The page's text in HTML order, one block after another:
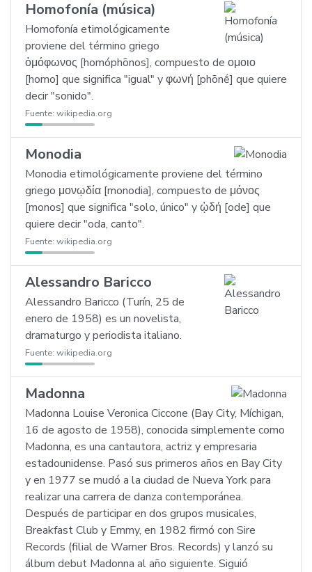
Homofonía (música)
Homofonía etimológicamente
proviene del término griego
ὁμόφωνος [homóphōnos], compuesto de ομοιο
[homo] que significa "igual" y φωνή [phōnḗ] que quiere
decir "sonido".
Fuente: wikipedia.org
Monodia
Monodia etimológicamente proviene del término
griego μονῳδία [monodia], compuesto de μόνος
[monos] que significa "solo, único" y ᾠδή [ode] que
quiere decir "oda, canto".
Fuente: wikipedia.org
Alessandro Baricco
Alessandro Baricco (Turín, 25 de
enero de 1958) es un novelista,
dramaturgo y periodista italiano.
Fuente: wikipedia.org
Madonna
Madonna Louise Veronica Ciccone (Bay City, Míchigan,
16 de agosto de 1958), conocida simplemente como
Madonna, es una cantautora, actriz y empresaria
estadounidense. Pasó sus primeros años en Bay City
y en 1977 se mudó a la ciudad de Nueva York para
realizar una carrera de danza contemporánea.
Después de participar en dos grupos musicales,
Breakfast Club y Emmy, en 1982 firmó con Sire
Records (filial de Warner Bros. Records) y lanzó su
álbum debut Madonna al año siguiente. Siguió